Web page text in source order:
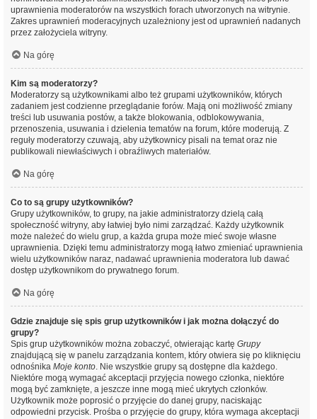
uprawnienia moderatorów na wszystkich forach utworzonych na witrynie.
Zakres uprawnień moderacyjnych uzależniony jest od uprawnień nadanych
przez założyciela witryny.
Na górę
Kim są moderatorzy?
Moderatorzy są użytkownikami albo też grupami użytkowników, których
zadaniem jest codzienne przeglądanie forów. Mają oni możliwość zmiany
treści lub usuwania postów, a także blokowania, odblokowywania,
przenoszenia, usuwania i dzielenia tematów na forum, które moderują. Z
reguły moderatorzy czuwają, aby użytkownicy pisali na temat oraz nie
publikowali niewłaściwych i obraźliwych materiałów.
Na górę
Co to są grupy użytkowników?
Grupy użytkowników, to grupy, na jakie administratorzy dzielą całą
społeczność witryny, aby łatwiej było nimi zarządzać. Każdy użytkownik
może należeć do wielu grup, a każda grupa może mieć swoje własne
uprawnienia. Dzięki temu administratorzy mogą łatwo zmieniać uprawnienia
wielu użytkowników naraz, nadawać uprawnienia moderatora lub dawać
dostęp użytkownikom do prywatnego forum.
Na górę
Gdzie znajduje się spis grup użytkowników i jak można dołączyć do
grupy?
Spis grup użytkowników można zobaczyć, otwierając kartę Grupy
znajdującą się w panelu zarządzania kontem, który otwiera się po kliknięciu
odnośnika Moje konto. Nie wszystkie grupy są dostępne dla każdego.
Niektóre mogą wymagać akceptacji przyjęcia nowego członka, niektóre
mogą być zamknięte, a jeszcze inne mogą mieć ukrytych członków.
Użytkownik może poprosić o przyjęcie do danej grupy, naciskając
odpowiedni przycisk. Prośba o przyjęcie do grupy, która wymaga akceptacji